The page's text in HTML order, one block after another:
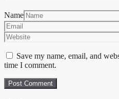
Name
Save my name, email, and
time I comment.